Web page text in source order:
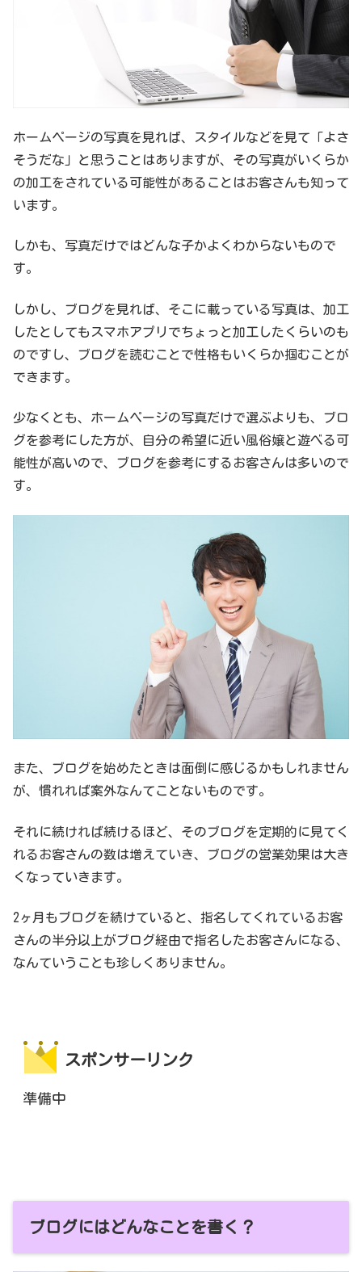
ホームページの写真を見れば、スタイルなどを見て「よさ
そうだな」と思うことはありますが、その写真がいくらか
の加工をされている可能性があることはお客さんも知って
います。
しかも、写真だけではどんな子かよくわからないもので
す。
しかし、ブログを見れば、そこに載っている写真は、加工
したとしてもスマホアプリでちょっと加工したくらいのも
のですし、ブログを読むことで性格もいくらか掴むことが
できます。
少なくとも、ホームページの写真だけで選ぶよりも、ブロ
グを参考にした方が、自分の希望に近い風俗嬢と遊べる可
能性が高いので、ブログを参考にするお客さんは多いので
す。
また、ブログを始めたときは面倒に感じるかもしれません
が、慣れれば案外なんてことないものです。
それに続ければ続けるほど、そのブログを定期的に見てく
れるお客さんの数は増えていき、ブログの営業効果は大き
くなっていきます。
2ヶ月もブログを続けていると、指名してくれているお客
さんの半分以上がブログ経由で指名したお客さんになる、
なんていうことも珍しくありません。
スポンサーリンク
準備中
ブログにはどんなことを書く？